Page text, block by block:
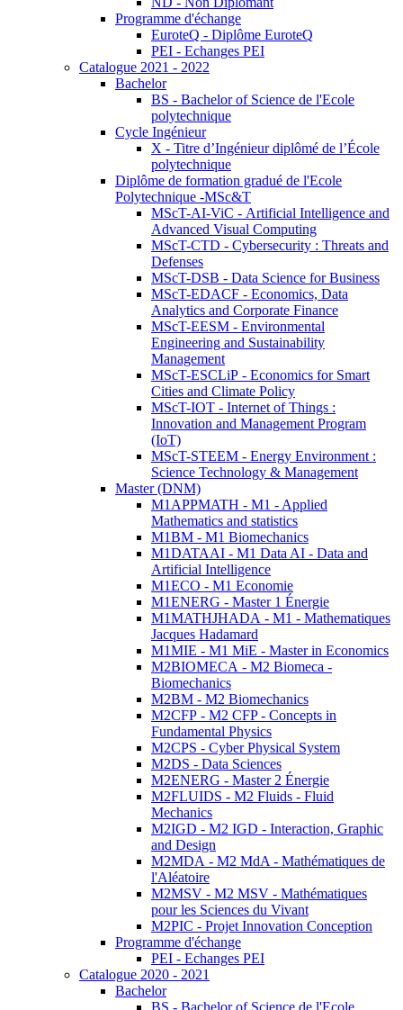
Programme d'échange
EuroteQ - Diplôme EuroteQ
PEI - Echanges PEI
Catalogue 2021 - 2022
Bachelor
BS - Bachelor of Science de l'Ecole
polytechnique
Cycle Ingénieur
X - Titre d’Ingénieur diplômé de l’École
polytechnique
Diplôme de formation gradué de l'Ecole
Polytechnique -MSc&T
MScT-AI-ViC - Artificial Intelligence and
Advanced Visual Computing
MScT-CTD - Cybersecurity : Threats and
Defenses
MScT-DSB - Data Science for Business
MScT-EDACF - Economics, Data
Analytics and Corporate Finance
MScT-EESM - Environmental
Engineering and Sustainability
Management
MScT-ESCLiP - Economics for Smart
Cities and Climate Policy
MScT-IOT - Internet of Things :
Innovation and Management Program
(IoT)
MScT-STEEM - Energy Environment :
Science Technology & Management
Master (DNM)
M1APPMATH - M1 - Applied
Mathematics and statistics
M1BM - M1 Biomechanics
M1DATAAI - M1 Data AI - Data and
Artificial Intelligence
M1ECO - M1 Economie
M1ENERG - Master 1 Énergie
M1MATHJHADA - M1 - Mathematiques
Jacques Hadamard
M1MIE - M1 MiE - Master in Economics
M2BIOMECA - M2 Biomeca -
Biomechanics
M2BM - M2 Biomechanics
M2CFP - M2 CFP - Concepts in
Fundamental Physics
M2CPS - Cyber Physical System
M2DS - Data Sciences
M2ENERG - Master 2 Énergie
M2FLUIDS - M2 Fluids - Fluid
Mechanics
M2IGD - M2 IGD - Interaction, Graphic
and Design
M2MDA - M2 MdA - Mathématiques de
l'Aléatoire
M2MSV - M2 MSV - Mathématiques
pour les Sciences du Vivant
M2PIC - Projet Innovation Conception
Programme d'échange
PEI - Echanges PEI
Catalogue 2020 - 2021
Bachelor
BS - Bachelor of Science de l'Ecole